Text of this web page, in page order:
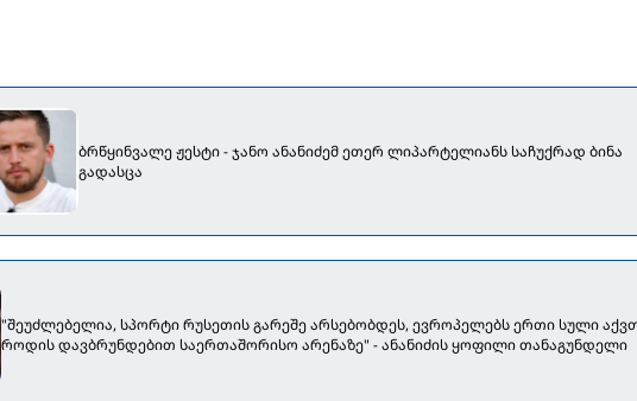
ბრწყინვალე ჟესტი - ჯანო ანანიძემ ეთერ ლიპარტელიანს საჩუქრად ბინა
გადასცა
"შეუძლებელია, სპორტი რუსეთის გარეშე არსებობდეს, ევროპელებს ერთი სული
როდის დავბრუნდებით საერთაშორისო არენაზე" - ანანიძის ყოფილი თანაგუნდელი